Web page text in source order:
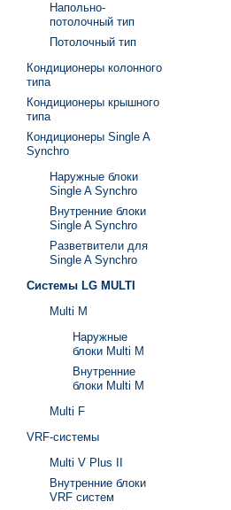
Напольно-
потолочный тип
Потолочный тип
Кондиционеры колонного
типа
Кондиционеры крышного
типа
Кондиционеры Single A
Synchro
Наружные блоки
Single A Synchro
Внутренние блоки
Single A Synchro
Разветвители для
Single A Synchro
Системы LG MULTI
Multi M
Наружные
блоки Multi M
Внутренние
блоки Multi M
Multi F
VRF-системы
Multi V Plus II
Внутренние блоки
VRF систем